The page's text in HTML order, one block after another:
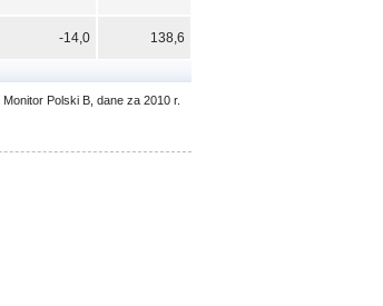
-14,0 138,6
Monitor Polski B, dane za 2010 r.